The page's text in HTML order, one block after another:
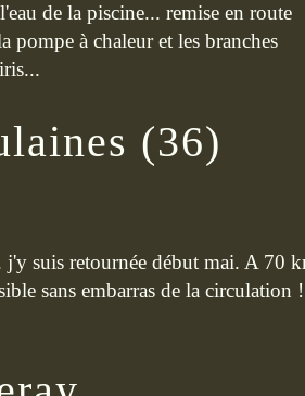
de la piscine... remise en route
à chaleur et les branches
(36)
j'y suis retournée début mai. A 70
sans embarras de la circulation !